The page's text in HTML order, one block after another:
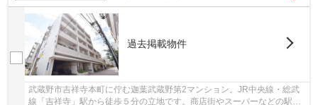
過去掲載物件
武蔵野市吉祥寺本町に佇む迦葉武蔵野第2マンション。JR中央線・総武
線「吉祥寺」駅から徒歩５分の立地です。商店街やスーパーなどの駅前